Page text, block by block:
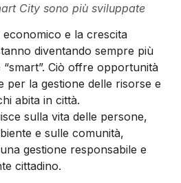
City sono più sviluppate
e la crescita
diventando sempre più
Ciò offre opportunità
per la gestione delle risorse e
abita in città.
sulla vita delle persone,
e sulle comunità,
gestione responsabile e
cittadino.